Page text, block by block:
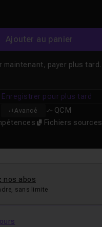
Ajouter au panier
Avancé
QCM
Fichiers sources
maintenant, payer plus tard.
Enregistrer pour plus tard
nos abos
sans limite